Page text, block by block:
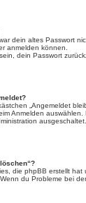
dein altes Passwort
anmelden können.
dein Passwort
„Angemeldet
Anmelden
ausgeschaltet.
die phpBB erstellt
du Probleme bei